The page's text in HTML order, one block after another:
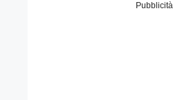
Pubblicità